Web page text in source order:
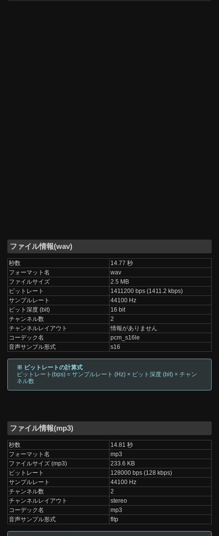
ファイル情報(wav)
秒数
14.77 秒
フォーマット名
wav
ファイルサイズ
2.5 MB
ビットレート
1411200 bps (1411.2 kbps)
サンプルレート
44100 Hz
ビット深度 (bit)
16 bit
チャンネル数
2
チャンネルレイアウト
情報がありません
コーデック名
pcm_s16le
音声サンプル形式
s16
※ ビットレートの計算式
ビットレート(bps) = サンプルレート (Hz) × ビット深度 (bit) × チャン
ネル数
ファイル情報(mp3)
秒数
14.81 秒
フォーマット名
mp3
ファイルサイズ (mp3)
233.6 KB
ビットレート
128000 bps (128 kbps)
サンプルレート
44100 Hz
チャンネル数
2
チャンネルレイアウト
stereo
コーデック名
mp3
音声サンプル形式
fltp